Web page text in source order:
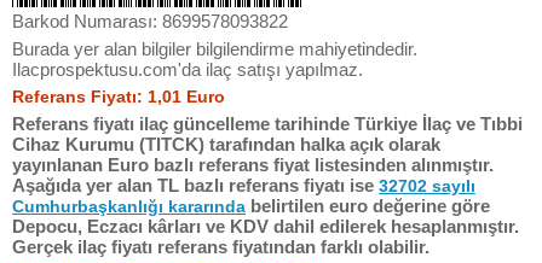
Barkod Numarası: 8699578093822
Burada yer alan bilgiler bilgilendirme mahiyetindedir.
Ilacprospektusu.com'da ilaç satışı yapılmaz.
Referans Fiyatı: 1,01 Euro
Referans fiyatı ilaç güncelleme tarihinde Türkiye İlaç ve Tıbbi
Cihaz Kurumu (TITCK) tarafından halka açık olarak
yayınlanan Euro bazlı referans fiyat listesinden alınmıştır.
Aşağıda yer alan TL bazlı referans fiyatı ise 32702 sayılı
Cumhurbaşkanlığı kararında belirtilen euro değerine göre
Depocu, Eczacı kârları ve KDV dahil edilerek hesaplanmıştır.
Gerçek ilaç fiyatı referans fiyatından farklı olabilir.